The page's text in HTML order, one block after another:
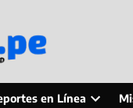
en Línea